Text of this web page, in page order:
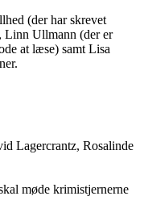
(der har skrevet
Linn Ullmann (der er
at læse) samt Lisa
Lagercrantz, Rosalinde
møde krimistjernerne